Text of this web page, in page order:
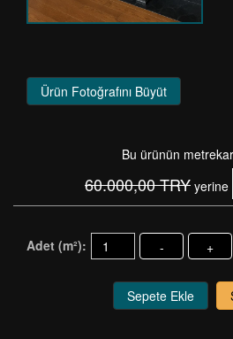
Ürün Fotoğrafını Büyüt
Bu ürünün
60.000,00 TRY yerine
Adet (m²): - +
Sepete Ekle